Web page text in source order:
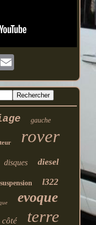
gauche
rover
disques diesel
suspension l322
evoque
côté terre